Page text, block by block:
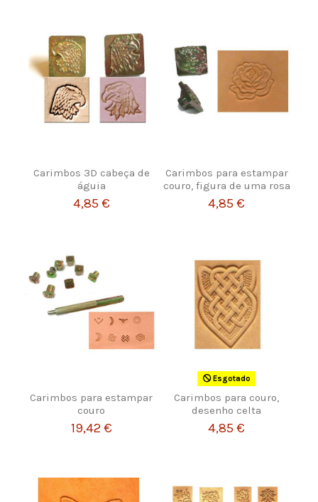
Carimbos 3D cabeça de
águia
4,85 €
Carimbos para estampar
couro, figura de uma rosa
4,85 €
Carimbos para estampar
couro
19,42 €
Esgotado
Carimbos para couro,
desenho celta
4,85 €